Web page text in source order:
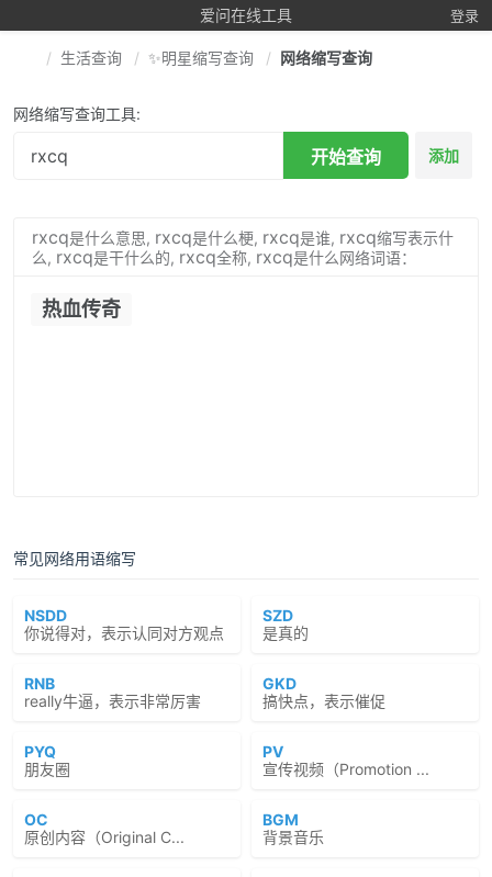
爱问在线工具 登录
生活查询 ✨明星缩写查询 网络缩写查询
网络缩写查询工具:
开始查询 添加
rxcq是什么意思, rxcq是什么梗, rxcq是谁, rxcq缩写表示什
么, rxcq是干什么的, rxcq全称, rxcq是什么网络词语：
热血传奇
常见网络用语缩写
NSDD
你说得对，表示认同对方观点
SZD
是真的
RNB
really牛逼，表示非常厉害
GKD
搞快点，表示催促
PYQ
朋友圈
PV
宣传视频（Promotion ...
OC
原创内容（Original C...
BGM
背景音乐